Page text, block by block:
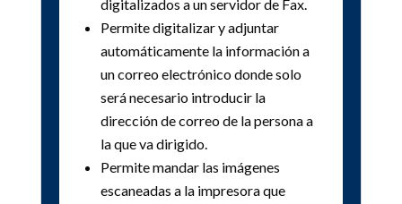
digitalizados a un servidor de Fax.
Permite digitalizar y adjuntar
automáticamente la información a
un correo electrónico donde solo
será necesario introducir la
dirección de correo de la persona a
la que va dirigido.
Permite mandar las imágenes
escaneadas a la impresora que